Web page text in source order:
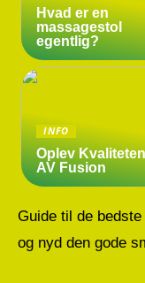
Hvad er en
massagestol
egentlig?
INFO
Oplev
AV Fusion
Guide til de
og nyd den gode